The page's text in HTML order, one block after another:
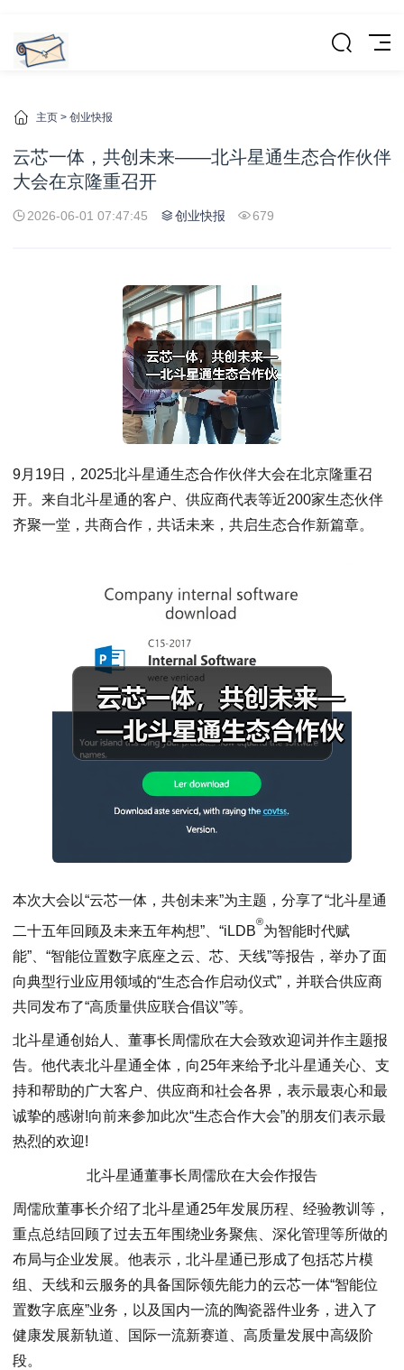
主页 > 创业快报
云芯一体，共创未来——北斗星通生态合作伙伴
大会在京隆重召开
2026-06-01 07:47:45 创业快报 679
9月19日，2025北斗星通生态合作伙伴大会在北京隆重召
开。来自北斗星通的客户、供应商代表等近200家生态伙伴
齐聚一堂，共商合作，共话未来，共启生态合作新篇章。
本次大会以“云芯一体，共创未来”为主题，分享了“北斗星通
二十五年回顾及未来五年构想”、“iLDB
®
为智能时代赋
能”、“智能位置数字底座之云、芯、天线”等报告，举办了面
向典型行业应用领域的“生态合作启动仪式”，并联合供应商
共同发布了“高质量供应联合倡议”等。
北斗星通创始人、董事长周儒欣在大会致欢迎词并作主题报
告。他代表北斗星通全体，向25年来给予北斗星通关心、支
持和帮助的广大客户、供应商和社会各界，表示最衷心和最
诚挚的感谢!向前来参加此次“生态合作大会”的朋友们表示最
热烈的欢迎!
北斗星通董事长周儒欣在大会作报告
周儒欣董事长介绍了北斗星通25年发展历程、经验教训等，
重点总结回顾了过去五年围绕业务聚焦、深化管理等所做的
布局与企业发展。他表示，北斗星通已形成了包括芯片模
组、天线和云服务的具备国际领先能力的云芯一体“智能位
置数字底座”业务，以及国内一流的陶瓷器件业务，进入了
健康发展新轨道、国际一流新赛道、高质量发展中高级阶
段。